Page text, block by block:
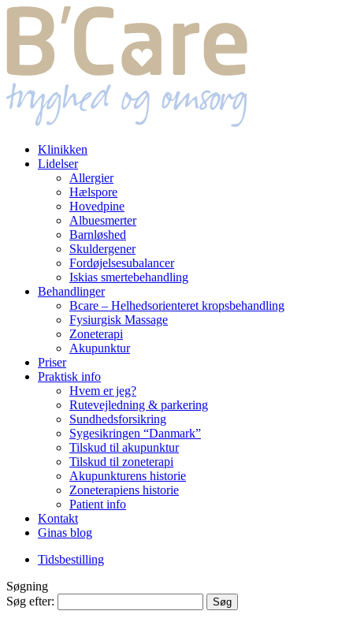
Klinikken
Lidelser
Allergier
Hælspore
Hovedpine
Albuesmerter
Barnløshed
Skuldergener
Fordøjelsesubalancer
Iskias smertebehandling
Behandlinger
Bcare – Helhedsorienteret kropsbehandling
Fysiurgisk Massage
Zoneterapi
Akupunktur
Priser
Praktisk info
Hvem er jeg?
Rutevejledning & parkering
Sundhedsforsikring
Sygesikringen “Danmark”
Tilskud til akupunktur
Tilskud til zoneterapi
Akupunkturens historie
Zoneterapiens historie
Patient info
Kontakt
Ginas blog
Tidsbestilling
Søgning
Søg efter: